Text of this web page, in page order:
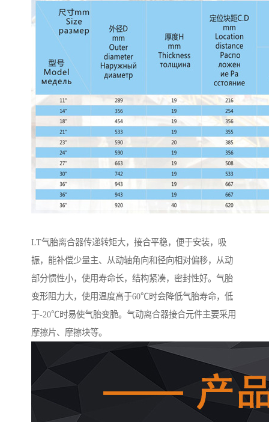
LT气胎离合器传递转矩大，接合平稳，便于安装，吸
振，能补偿少量主、从动轴角向和径向相对偏移，从动
部分惯性小，使用寿命长，结构紧凑，密封性好。气胎
变形阻力大，使用温度高于60℃时会降低气胎寿命，低
于-20℃时易使气胎变脆。气动离合器接合元件主要采用
摩擦片、摩擦块等。